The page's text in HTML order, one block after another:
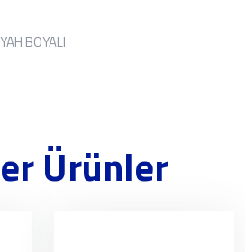
BOYALI
Ürünler